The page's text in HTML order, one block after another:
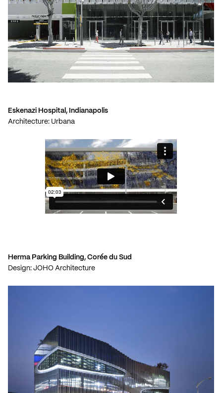
Eskenazi Hospital, Indianapolis
Architecture: Urbana
Herma Parking Building, Corée du Sud
Design: JOHO Architecture